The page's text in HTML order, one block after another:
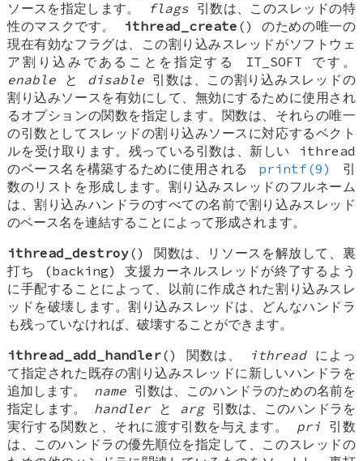
ソースを指定します。
flags引数は、このスレッドの特
性のマスクです。
ithread_create () のための唯一の
現在有効なフラグは、この割り込みスレッドがソフトウェ
ア割り込みであることを指定する
IT_SOFT です。
enable と disable引数は、この割り込みスレッドの
割り込みソースを有効にして、無効にするために使用され
るオプションの関数を指定します。関数は、それらの唯一
の引数としてスレッドの割り込みソースに対応するベクト
ルを受け取ります。残っている引数は、新しい ithread
のベース名を構築するために使用される
printf(9)
引
数のリストを形成します。割り込みスレッドのフルネーム
は、割り込みハンドラのすべての名前で割り込みスレッド
のベース名を連結することによって形成されます。
ithread_destroy() 関数は、リソースを解放して、裏
打ち (backing) 支援カーネルスレッドが終了するよう
に手配することによって、以前に作成された割り込みスレ
ッドを破壊します。割り込みスレッドは、どんなハンドラ
も残っていなければ、破壊することができます。
ithread_add_handler() 関数は、 ithreadによっ
て指定された既存の割り込みスレッドに新しいハンドラを
追加します。 name引数は、このハンドラのための名前を
指定します。 handlerと arg引数は、このハンドラを
実行する関数と、それに渡す引数を与えます。 pri引数
は、このハンドラの優先順位を指定して、このスレッドの